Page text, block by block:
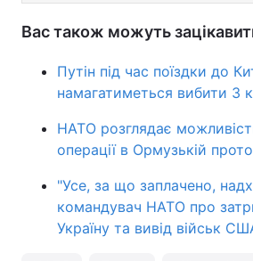
Вас також можуть
Путін під час поїздки до
намагатиметься вибити 3
НАТО розглядає
операції в Ормузькій
"Усе, за що заплачено,
командувач НАТО про
Україну та вивід військ